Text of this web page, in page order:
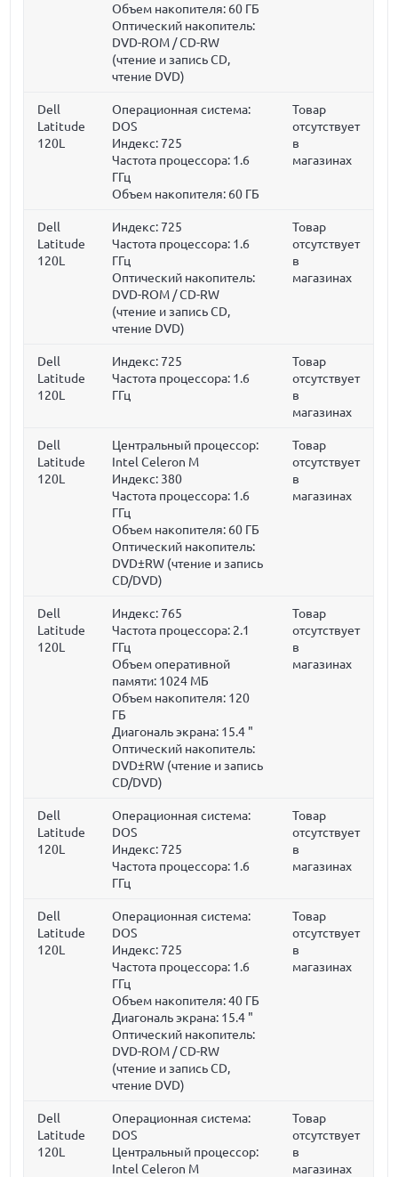
Объем накопителя: 60 ГБ
Оптический накопитель:
DVD-ROM / CD-RW
(чтение и запись CD,
чтение DVD)
Dell
Latitude
120L
Операционная система:
DOS
Индекс: 725
Частота процессора: 1.6
ГГц
Объем накопителя: 60 ГБ
Товар
отсутствует
в
магазинах
Dell
Latitude
120L
Индекс: 725
Частота процессора: 1.6
ГГц
Оптический накопитель:
DVD-ROM / CD-RW
(чтение и запись CD,
чтение DVD)
Товар
отсутствует
в
магазинах
Dell
Latitude
120L
Индекс: 725
Частота процессора: 1.6
ГГц
Товар
отсутствует
в
магазинах
Dell
Latitude
120L
Центральный процессор:
Intel Celeron M
Индекс: 380
Частота процессора: 1.6
ГГц
Объем накопителя: 60 ГБ
Оптический накопитель:
DVD±RW (чтение и запись
CD/DVD)
Товар
отсутствует
в
магазинах
Dell
Latitude
120L
Индекс: 765
Частота процессора: 2.1
ГГц
Объем оперативной
памяти: 1024 МБ
Объем накопителя: 120
ГБ
Диагональ экрана: 15.4 "
Оптический накопитель:
DVD±RW (чтение и запись
CD/DVD)
Товар
отсутствует
в
магазинах
Dell
Latitude
120L
Операционная система:
DOS
Индекс: 725
Частота процессора: 1.6
ГГц
Товар
отсутствует
в
магазинах
Dell
Latitude
120L
Операционная система:
DOS
Индекс: 725
Частота процессора: 1.6
ГГц
Объем накопителя:40 ГБ
Диагональ экрана: 15.4 "
Оптический накопитель:
DVD-ROM / CD-RW
(чтение и запись CD,
чтение DVD)
Товар
отсутствует
в
магазинах
Dell
Latitude
120L
Операционная система:
DOS
Центральный процессор:
Intel Celeron M
Товар
отсутствует
в
магазинах